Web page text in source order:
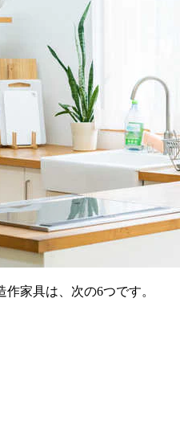
家具は、次の6つです。